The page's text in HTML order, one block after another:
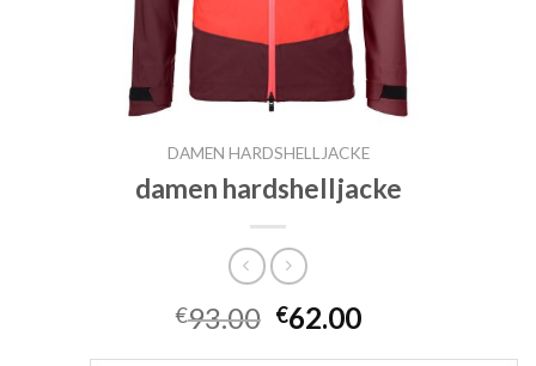
DAMEN HARDSHELLJACKE
damen hardshelljacke
€93.00 €62.00